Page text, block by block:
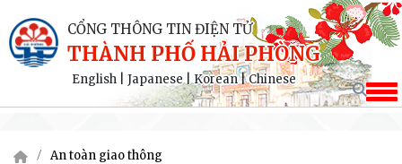
CỔNG THÔNG TIN ĐIỆN TỬ
THÀNH PHỐ HẢI PHÒNG
English Japanese|Korean|Chinese
An toàn giao thông